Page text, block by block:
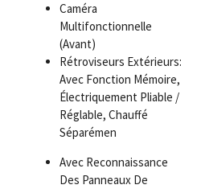
Caméra
Multifonctionnelle
(Avant)
Rétroviseurs Extérieurs:
Avec Fonction Mémoire,
Électriquement Pliable /
Réglable, Chauffé
Séparémen
Avec Reconnaissance
Des Panneaux De